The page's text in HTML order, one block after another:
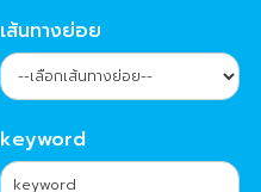
เส้นทางย่อย
keyword